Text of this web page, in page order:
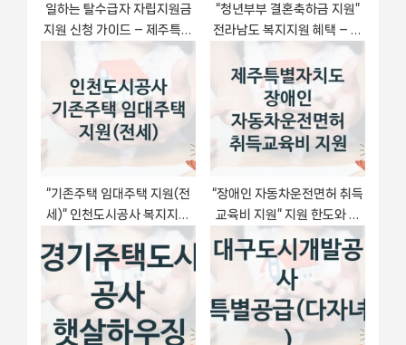
일하는 탈수급자 자립지원금
지원 신청 가이드 – 제주특별
자치도 복지 지원 방법 및 필수
요건 안내
“청년부부 결혼축하금 지원”
전라남도 복지지원 혜택 – 일
정과 신청 방법
“기존주택 임대주택 지원(전
세)” 인천도시공사 복지지원
혜택 – 일정과 신청 방법
“장애인 자동차운전면허 취득
교육비 지원” 지원 한도와 신
청 기준 – 제주특별자치도 복
지정책 요건 및 혜택